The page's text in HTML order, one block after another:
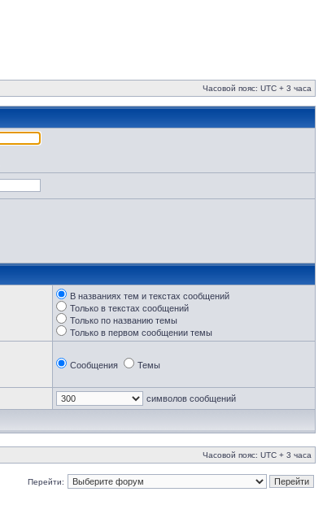
Часовой пояс: UTC + 3 часа
В названиях тем и текстах сообщений
Только в текстах сообщений
Только по названию темы
Только в первом сообщении темы
Сообщения Темы
символов сообщений
Часовой пояс: UTC + 3 часа
Перейти: